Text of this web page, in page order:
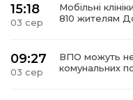
15:18
03 сер
Мобільні
810 жителям
09:27
03 сер
ВПО можуть не
комунальних